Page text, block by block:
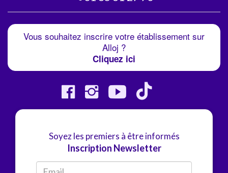
Vous souhaitez inscrire votre établissement sur
Alloj ?
Cliquez ici
Soyez les premiers à être informés
Inscription Newsletter